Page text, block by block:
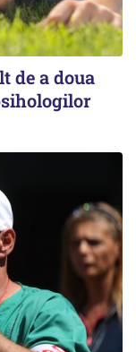
de a doua